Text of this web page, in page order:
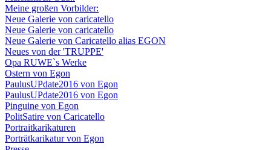
Meine großen Vorbilder:
Neue Galerie von caricatello
Neue Galerie von caricatello
Neue Galerie von Caricatello alias EGON
Neues von der 'TRUPPE'
Opa RUWE`s Werke
Ostern von Egon
PaulusUPdate2016 von Egon
PaulusUPdate2016 von Egon
Pinguine von Egon
PolitSatire von Caricatello
Portraitkarikaturen
Porträtkarikatur von Egon